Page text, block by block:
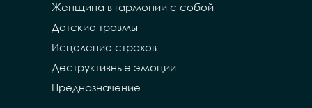
Женщина в гармонии с собой
Детские травмы
Исцеление страхов
Деструктивные эмоции
Предназначение